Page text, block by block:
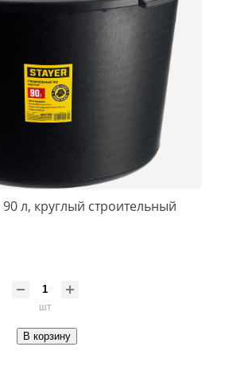
90 л, круглый строительный
шт
В корзину